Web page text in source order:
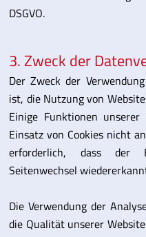
DSGVO.
3. Zweck der
Der Zweck der
ist, die Nutzung von
Einige Funktionen
Einsatz von Cookies nicht
erforderlich, dass der
Seitenwechsel
Die Verwendung der
die Qualität unserer